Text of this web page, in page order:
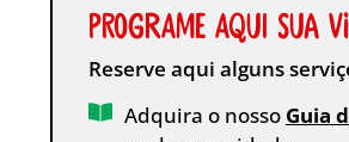
Programe aqui sua
Reserve aqui alguns
Adquira o nosso Guia